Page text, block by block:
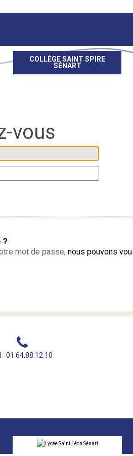
COLLÈGE SAINT SPIRE
SÉNART
?
mot de passe, nous pouvons
: 01.64.88.12.10